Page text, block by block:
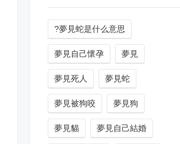
?夢見蛇是什么意思
夢見自己懷孕 夢見
夢見死人 夢見蛇
夢見被狗咬 夢見狗
夢見貓 夢見自己結婚